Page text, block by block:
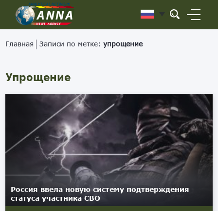
Главная Записи по метке:упрощение
Упрощение
Россия ввела новую систему подтверждения
статуса участника СВО